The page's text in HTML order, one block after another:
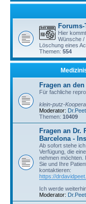
Hier
Wünsche /
Löschung eines
Themen: 554
Fragen an
Für fachliche
klein-putz-
Moderator: Dr.Peet
Themen: 10409
Fragen an Dr.
Barcelona -
Ab sofort stehe
Verfügung, die
nehmen möchten.
Sie und Ihre
kontaktieren:
https://
Ich werde
Moderator: Dr.Peet